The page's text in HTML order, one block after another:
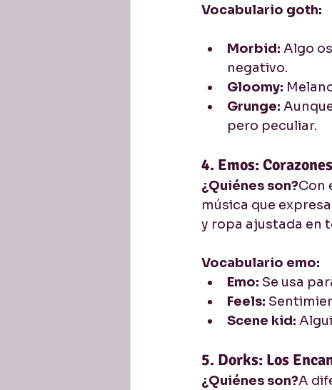
Vocabulario goth:
Morbid: Algo
negativo.
Gloomy:
Grunge:
pero peculiar.
4. Emos:
¿Quiénes son?Con
música que
y ropa ajustada en
Vocabulario emo:
Emo: Se usa
Feels:
Scene kid:
5. Dorks: Los
¿Quiénes son?A